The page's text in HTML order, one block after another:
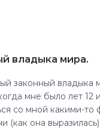
владыка мира.
законный владыка
мне было лет
со мной какими-то
(как она